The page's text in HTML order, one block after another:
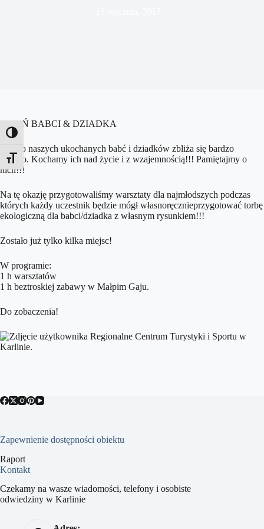
Toggle High Contrast
Toggle Font size
DZIEŃ BABCI & DZIADKA
Święto naszych ukochanych babć i dziadków zbliża się bardzo
szybko. Kochamy ich nad życie i z wzajemnością!!! Pamiętajmy o
nich!!!
Na tę okazję przygotowaliśmy warsztaty dla najmłodszych podczas
których każdy uczestnik będzie mógł własnoręcznieprzygotować torbę
ekologiczną dla babci/dziadka z własnym rysunkiem!!!
Zostało już tylko kilka miejsc!
W programie:
1 h warsztatów
1 h beztroskiej zabawy w Małpim Gaju.
Do zobaczenia!
Zapewnienie dostępności obiektu
Raport
Kontakt
Czekamy na wasze wiadomości, telefony i osobiste
odwiedziny w Karlinie